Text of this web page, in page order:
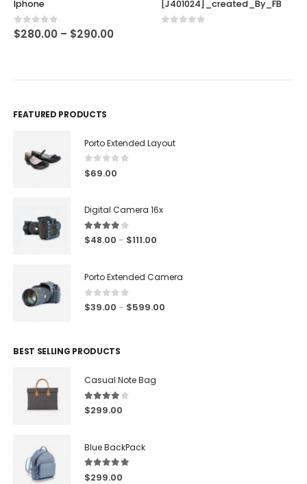
Iphone
0out of 5
$280.00 – $290.00
[J401024]_created_By_FB
FEATURED PRODUCTS
Porto Extended Layout
0 out of 5
$69.00
Digital Camera 16x
4.00out of 5
$48.00 – $111.00
Porto Extended Camera
0out of 5
$39.00 – $599.00
BEST SELLING PRODUCTS
Casual Note Bag
4.00out of 5
$299.00
Blue BackPack
5.00out of 5
$299.00